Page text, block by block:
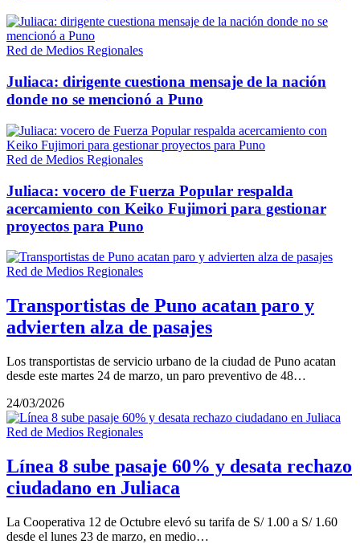
Red de Medios Regionales
Juliaca: dirigente cuestiona mensaje de la nación
donde no se mencionó a Puno
Red de Medios Regionales
Juliaca: vocero de Fuerza Popular respalda
acercamiento con Keiko Fujimori para gestionar
proyectos para Puno
Red de Medios Regionales
Transportistas de Puno acatan paro y
advierten alza de pasajes
Los transportistas de servicio urbano de la ciudad de Puno acatan
desde este martes 24 de marzo, un paro preventivo de 48…
24/03/2026
Red de Medios Regionales
Línea 8 sube pasaje 60% y desata rechazo
ciudadano en Juliaca
La Cooperativa 12 de Octubre elevó su tarifa de S/ 1.00 a S/ 1.60
desde el lunes 23 de marzo, en medio…